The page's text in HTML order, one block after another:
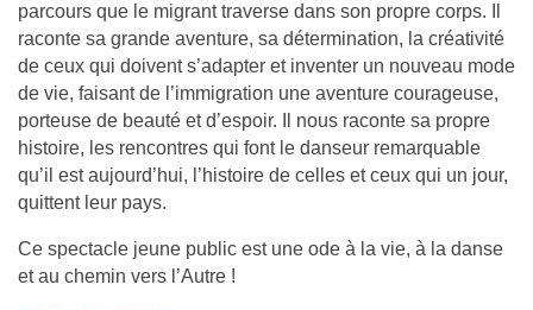
parcours que le migrant traverse dans son propre corps. Il
raconte sa grande aventure, sa détermination, la créativité
de ceux qui doivent s’adapter et inventer un nouveau mode
de vie, faisant de l’immigration une aventure courageuse,
porteuse de beauté et d’espoir. Il nous raconte sa propre
histoire, les rencontres qui font le danseur remarquable
qu’il est aujourd’hui, l’histoire de celles et ceux qui un jour,
quittent leur pays.
Ce spectacle jeune public est une ode à la vie, à la danse
et au chemin vers l’Autre !